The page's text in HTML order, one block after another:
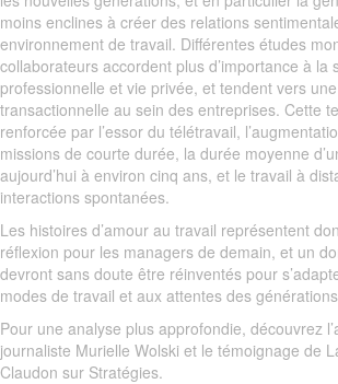
moins enclines à créer des relations
environnement de travail. Différentes études
collaborateurs accordent plus d’importance à la
professionnelle et vie privée, et tendent vers
transactionnelle au sein des entreprises. Cette
renforcée par l’essor du télétravail,
missions de courte durée, la durée moyenne
aujourd’hui à environ cinq ans, et le travail à
interactions spontanées.
Les histoires d’amour au travail représentent
réflexion pour les managers de demain, et un
devront sans doute être réinventés pour
modes de travail et aux attentes des
Pour une analyse plus approfondie, découvrez
journaliste Murielle Wolski et le témoignage de
Claudon sur Stratégies.